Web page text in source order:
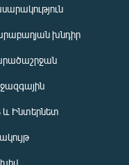
խնդիր
և Ինտերնետ